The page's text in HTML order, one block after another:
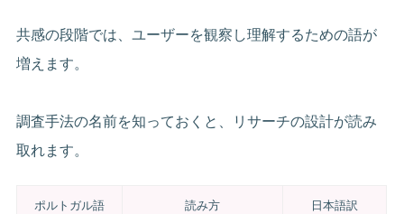
共感の段階では、ユーザーを観察し理解するための語が
増えます。
調査手法の名前を知っておくと、リサーチの設計が読み
取れます。
ポルトガル語 読み方 日本語訳